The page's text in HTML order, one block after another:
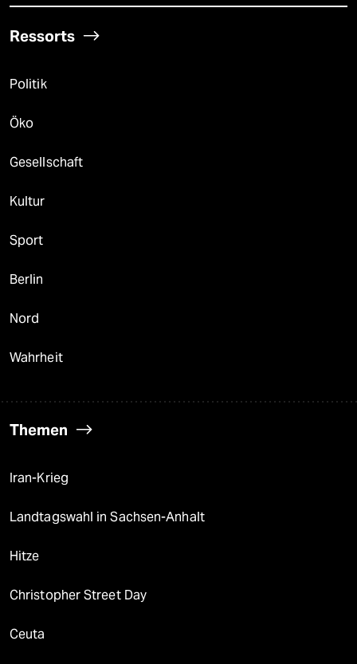
Ressorts
Politik
Öko
Gesellschaft
Kultur
Sport
Berlin
Nord
Wahrheit
Themen
Iran-Krieg
Landtagswahl in Sachsen-Anhalt
Hitze
Christopher Street Day
Ceuta